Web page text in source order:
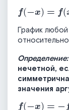
f-x x
График
Определение:
нечетной,
значения
f-x f